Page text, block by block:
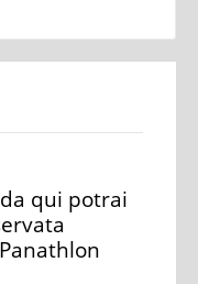
qui potrai